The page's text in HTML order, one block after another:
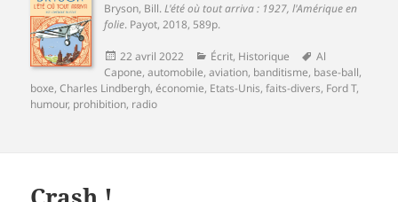
Bryson, Bill.L'été où tout arriva : 1927, l'Amérique en
folie. Payot, 2018, 589p.
Publié
le
22 avril 2022 Catégories
Écrit, Historique
Mots-
clés
Al
Capone, automobile, aviation, banditisme, base-ball,
boxe,Charles Lindbergh,économie, Etats-Unis,faits-divers, Ford T,
humour, prohibition, radio